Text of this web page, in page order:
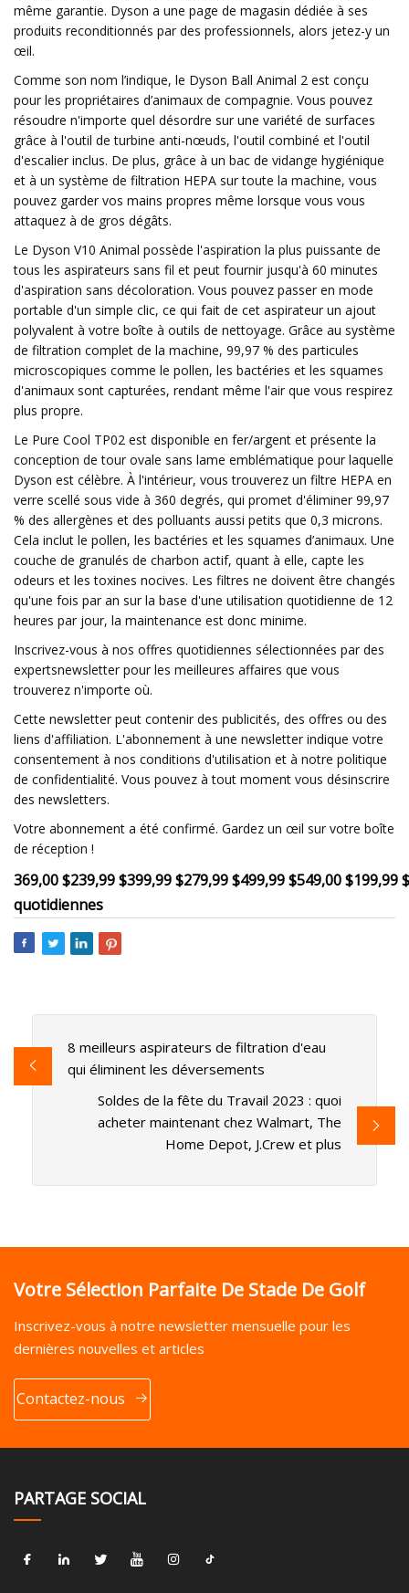
même garantie. Dyson a une page de magasin dédiée à ses
produits reconditionnés par des professionnels, alors jetez-y un
œil.
Comme son nom l’indique, le Dyson Ball Animal 2 est conçu
pour les propriétaires d’animaux de compagnie. Vous pouvez
résoudre n'importe quel désordre sur une variété de surfaces
grâce à l'outil de turbine anti-nœuds, l'outil combiné et l'outil
d'escalier inclus. De plus, grâce à un bac de vidange hygiénique
et à un système de filtration HEPA sur toute la machine, vous
pouvez garder vos mains propres même lorsque vous vous
attaquez à de gros dégâts.
Le Dyson V10 Animal possède l'aspiration la plus puissante de
tous les aspirateurs sans fil et peut fournir jusqu'à 60 minutes
d'aspiration sans décoloration. Vous pouvez passer en mode
portable d'un simple clic, ce qui fait de cet aspirateur un ajout
polyvalent à votre boîte à outils de nettoyage. Grâce au système
de filtration complet de la machine, 99,97 % des particules
microscopiques comme le pollen, les bactéries et les squames
d'animaux sont capturées, rendant même l'air que vous respirez
plus propre.
Le Pure Cool TP02 est disponible en fer/argent et présente la
conception de tour ovale sans lame emblématique pour laquelle
Dyson est célèbre. À l'intérieur, vous trouverez un filtre HEPA en
verre scellé sous vide à 360 degrés, qui promet d'éliminer 99,97
% des allergènes et des polluants aussi petits que 0,3 microns.
Cela inclut le pollen, les bactéries et les squames d’animaux. Une
couche de granulés de charbon actif, quant à elle, capte les
odeurs et les toxines nocives. Les filtres ne doivent être changés
qu'une fois par an sur la base d'une utilisation quotidienne de 12
heures par jour, la maintenance est donc minime.
Inscrivez-vous à nos offres quotidiennes sélectionnées par des
expertsnewsletter pour les meilleures affaires que vous
trouverez n'importe où.
Cette newsletter peut contenir des publicités, des offres ou des
liens d'affiliation. L'abonnement à une newsletter indique votre
consentement à nos conditions d'utilisation et à notre politique
de confidentialité. Vous pouvez à tout moment vous désinscrire
des newsletters.
Votre abonnement a été confirmé. Gardez un œil sur votre boîte
de réception !
369,00 $239,99 $399,99 $279,99 $499,99 $549,00 $199,99 $
quotidiennes
8 meilleurs aspirateurs de filtration d'eau
qui éliminent les déversements
Soldes de la fête du Travail 2023 : quoi
acheter maintenant chez Walmart, The
Home Depot, J.Crew et plus
Votre Sélection Parfaite De Stade De Golf
Inscrivez-vous à notre newsletter mensuelle pour les
dernières nouvelles et articles
Contactez-nous
PARTAGE SOCIAL